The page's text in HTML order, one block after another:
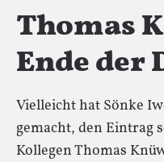
Thomas
Ende der
Vielleicht hat Sönke
gemacht, den Eintrag
Kollegen Thomas